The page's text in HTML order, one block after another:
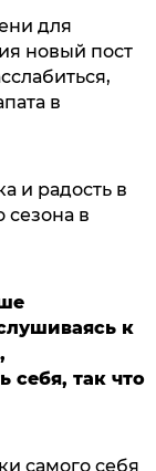
для
новый пост
в
и радость в
сезона в
к
себя, так что
самого себя